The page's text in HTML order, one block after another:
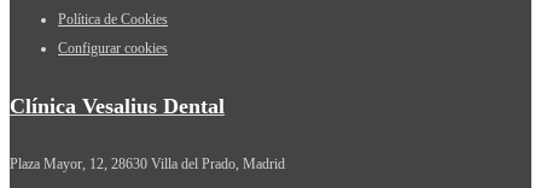
Política de Cookies
Configurar cookies
Clínica Vesalius Dental
Plaza Mayor, 12, 28630 Villa del Prado, Madrid